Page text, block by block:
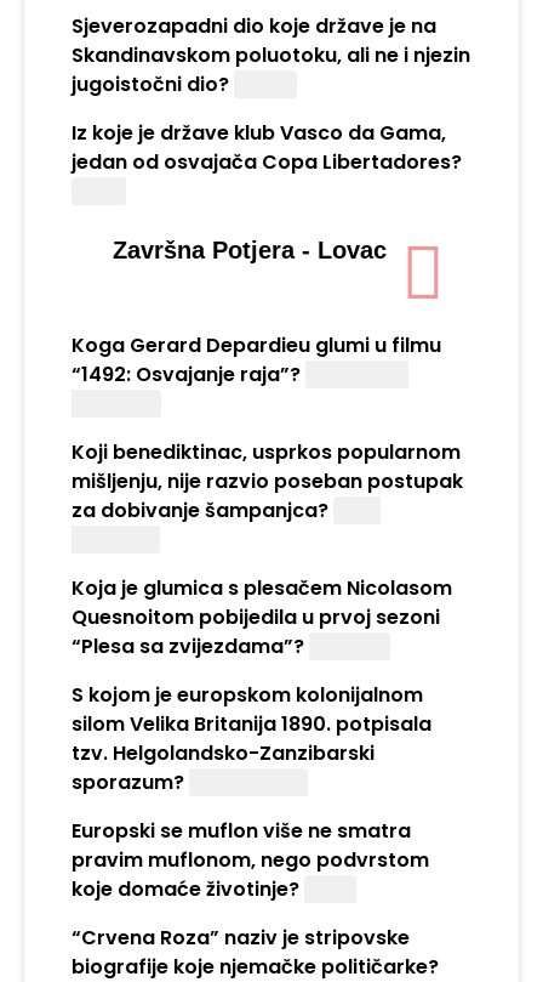
Sjeverozapadni dio koje države je na
Skandinavskom poluotoku, ali ne i njezin
jugoistočni dio?
Iz koje je države klub Vasco da Gama,
jedan od osvajača Copa Libertadores?
Završna Potjera - Lovac
Koga Gerard Depardieu glumi u filmu
“1492: Osvajanje raja”?
Koji benediktinac, usprkos popularnom
mišljenju, nije razvio poseban postupak
za dobivanje šampanjca?
Koja je glumica s plesačem Nicolasom
Quesnoitom pobijedila u prvoj sezoni
“Plesa sa zvijezdama”?
S kojom je europskom kolonijalnom
silom Velika Britanija 1890. potpisala
tzv. Helgolandsko-Zanzibarski
sporazum?
Europski se muflon više ne smatra
pravim muflonom, nego podvrstom
koje domaće životinje?
“Crvena Roza” naziv je stripovske
biografije koje njemačke političarke?